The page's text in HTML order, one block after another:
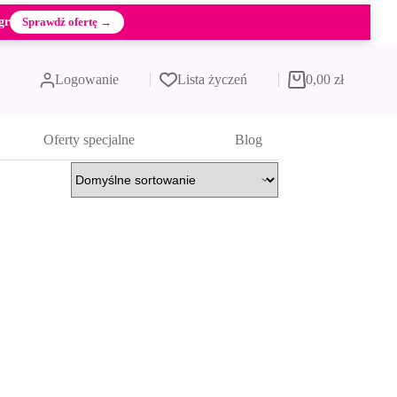
Sprawdź ofertę →
Logowanie Lista życzeń Koszyk
0,00 zł
Oferty specjalne Blog